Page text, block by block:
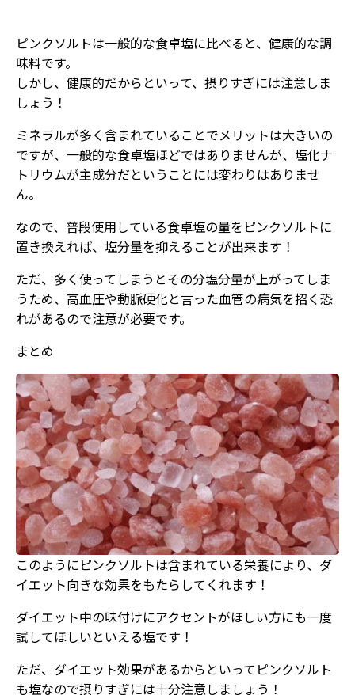
ピンクソルトは一般的な食卓塩に比べると、健康的な調
味料です。
しかし、健康的だからといって、摂りすぎには注意しま
しょう！
ミネラルが多く含まれていることでメリットは大きいの
ですが、一般的な食卓塩ほどではありませんが、塩化ナ
トリウムが主成分だということには変わりはありませ
ん。
なので、普段使用している食卓塩の量をピンクソルトに
置き換えれば、塩分量を抑えることが出来ます！
ただ、多く使ってしまうとその分塩分量が上がってしま
うため、高血圧や動脈硬化と言った血管の病気を招く恐
れがあるので注意が必要です。
まとめ
このようにピンクソルトは含まれている栄養により、ダ
イエット向きな効果をもたらしてくれます！
ダイエット中の味付けにアクセントがほしい方にも一度
試してほしいといえる塩です！
ただ、ダイエット効果があるからといってピンクソルト
も塩なので摂りすぎには十分注意しましょう！